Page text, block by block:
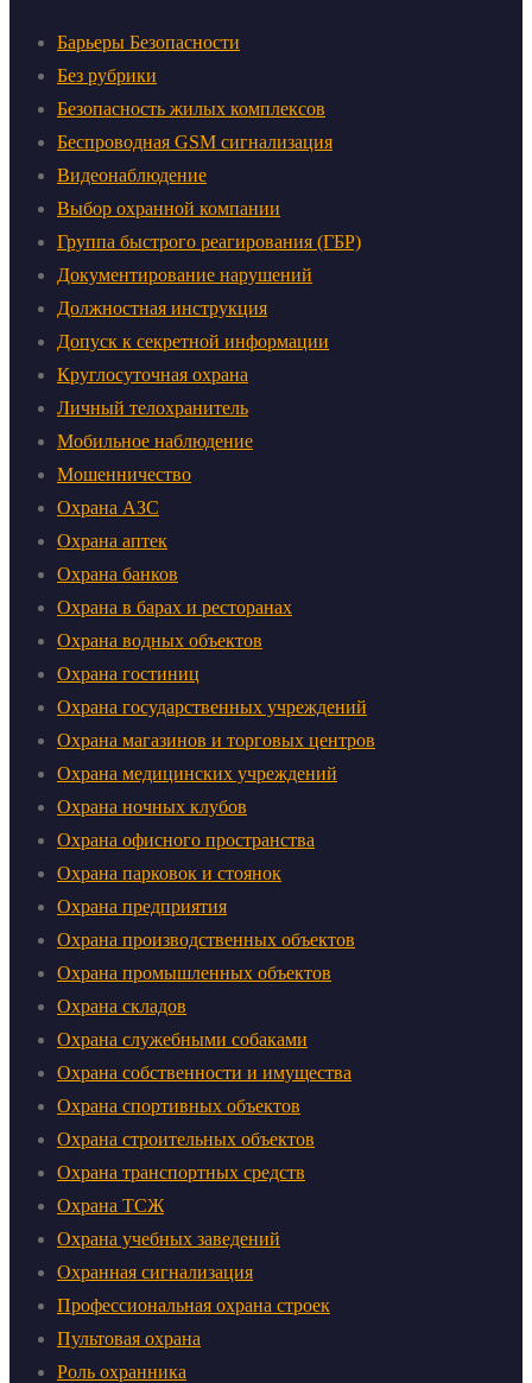
Барьеры Безопасности
Без рубрики
Безопасность жилых комплексов
Беспроводная GSM сигнализация
Видеонаблюдение
Выбор охранной компании
Группа быстрого реагирования (ГБР)
Документирование нарушений
Должностная инструкция
Допуск к секретной информации
Круглосуточная охрана
Личный телохранитель
Мобильное наблюдение
Мошенничество
Охрана АЗС
Охрана аптек
Охрана банков
Охрана в барах и ресторанах
Охрана водных объектов
Охрана гостиниц
Охрана государственных учреждений
Охрана магазинов и торговых центров
Охрана медицинских учреждений
Охрана ночных клубов
Охрана офисного пространства
Охрана парковок и стоянок
Охрана предприятия
Охрана производственных объектов
Охрана промышленных объектов
Охрана складов
Охрана служебными собаками
Охрана собственности и имущества
Охрана спортивных объектов
Охрана строительных объектов
Охрана транспортных средств
Охрана ТСЖ
Охрана учебных заведений
Охранная сигнализация
Профессиональная охрана строек
Пультовая охрана
Роль охранника